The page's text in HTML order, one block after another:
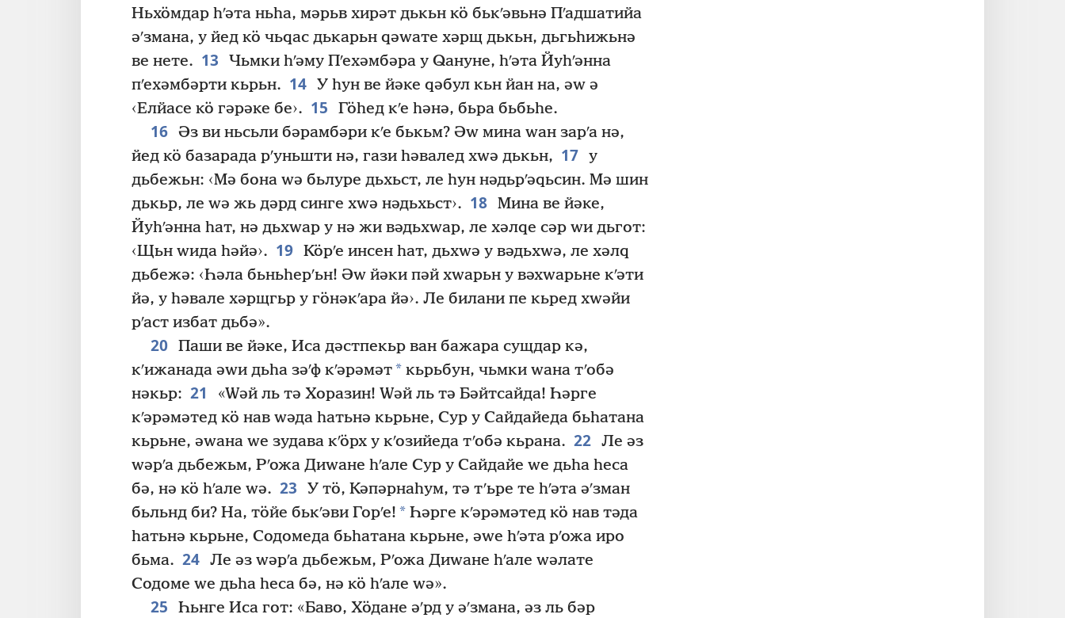
Ньхӧмдар һʹәта ньһа, мәрьв хирәт дькьн кӧ бькʹәвьнә Пʹадшатийа
әʹзмана, у йед кӧ чьԛас дькарьн ԛәԝате хәрщ дькьн, дьгьһижьнә
ве нете. 13
Чьмки һʹәму Пʹехәмбәра у Ԛануне, һʹәта Йуһʹәнна
пʹехәмбәрти кьрьн. 14 У һун ве йәке ԛәбул кьн йан на, әԝ ә
‹Елйасе кӧ гәрәке бе›. 15 Гӧһед кʹе һәнә, бьра бьбьһе.
16 Әз ви ньсьли бәрамбәри кʹе бькьм? Әԝ мина ԝан зарʹа нә,
йед кӧ базарада рʹуньшти нә, гази һәвалед хԝә дькьн, 17 у
дьбежьн: ‹Мә бона ԝә бьлуре дьхьст, ле һун нәдьрʹәԛьсин. Мә шин
дькьр, ле ԝә жь дәрд синге хԝә нәдьхьст›. 18 Мина ве йәке,
Йуһʹәнна һат, нә дьхԝар у нә жи вәдьхԝар, ле хәлԛе сәр ԝи дьгот:
‹Щьн ԝида һәйә›. 19 Кӧрʹе инсен һат, дьхԝә у вәдьхԝә, ле хәлԛ
дьбежә: ‹Һәла бьньһерʹьн! Әԝ йәки пәй хԝарьн у вәхԝарьне кʹәти
йә, у һәвале хәрщгьр у гӧнәкʹара йә›. Ле билани пе кьред хԝәйи
рʹаст избат дьбә».
20 Паши ве йәке, Иса дәстпекьр ван бажара сущдар кә,
кʹижанада әԝи дьһа зәʹф кʹәрәмәт* кьрьбун, чьмки ԝана тʹобә
нәкьр: 21
«Ԝәй ль тә Хоразин! Ԝәй ль тә Бәйтсайда! Һәрге
кʹәрәмәтед кӧ нав ԝәда һатьнә кьрьне, Сур у Сайдайеда бьһатана
кьрьне, әԝана ԝе зудава кʹӧрх у кʹозийеда тʹобә кьрана. 22 Ле әз
ԝәрʹа дьбежьм, Рʹожа Диԝане һʹале Сур у Сайдайе ԝе дьһа һеса
бә, нә кӧ һʹале ԝә. 23
У тӧ, Кәпәрнаһум, тә тʹьре те һʹәта әʹзман
бьльнд би? На, тӧйе бькʹәви Горʹе! * Һәрге кʹәрәмәтед кӧ нав тәда
һатьнә кьрьне, Содомеда бьһатана кьрьне, әԝе һʹәта рʹожа иро
бьма. 24 Ле әз ԝәрʹа дьбежьм, Рʹожа Диԝане һʹале ԝәлате
Содоме ԝе дьһа һеса бә, нә кӧ һʹале ԝә».
25
Һьнге Иса гот: «Баво, Хӧдане әʹрд у әʹзмана, әз ль бәр